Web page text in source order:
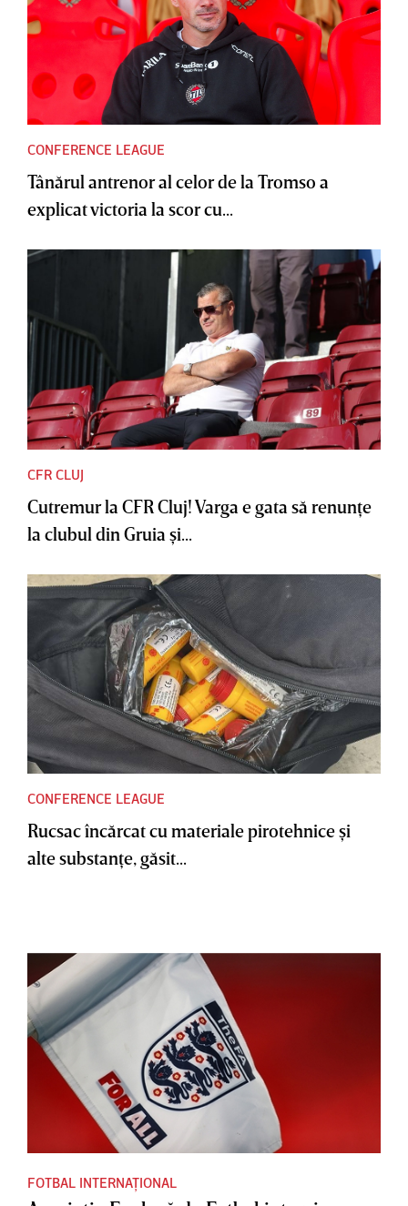
CONFERENCE LEAGUE
Tânărul antrenor al celor de la Tromso a
explicat victoria la scor cu...
CFR CLUJ
Cutremur la CFR Cluj! Varga e gata să renunţe
la clubul din Gruia şi...
CONFERENCE LEAGUE
Rucsac încărcat cu materiale pirotehnice şi
alte substanţe, găsit...
FOTBAL INTERNAȚIONAL